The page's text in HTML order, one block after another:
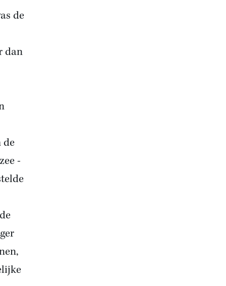
de
dan
de
-